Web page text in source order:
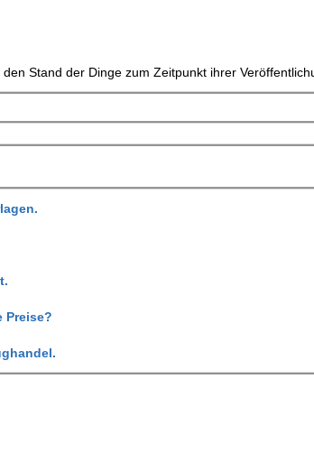
Stand der Dinge zum Zeitpunkt ihrer
Preise?